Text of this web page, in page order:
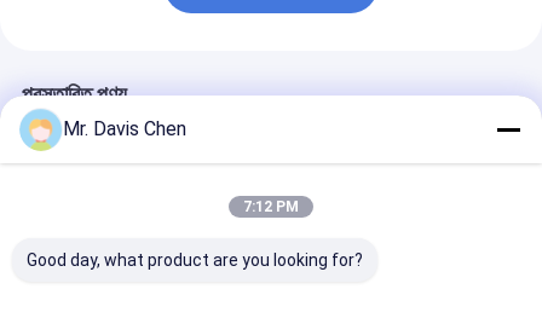
প্রস্তাবিত পণ্য
Mr. Davis Chen
7:12 PM
Good day, what product are you looking for?